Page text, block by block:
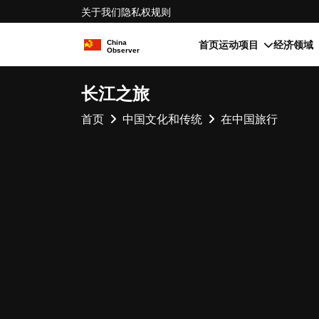
关于我们隐私权规则
首页运动项目 经济领域
长江之旅
首页 中国文化和传统 在中国旅行